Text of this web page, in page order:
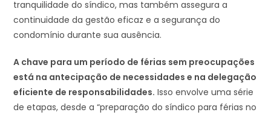
tranquilidade do síndico, mas também assegura a
continuidade da gestão eficaz e a segurança do
condomínio durante sua ausência.
A chave para um período de férias sem preocupações
está na antecipação de necessidades e na delegação
eficiente de responsabilidades. Isso envolve uma série
de etapas, desde a “preparação do síndico para férias no